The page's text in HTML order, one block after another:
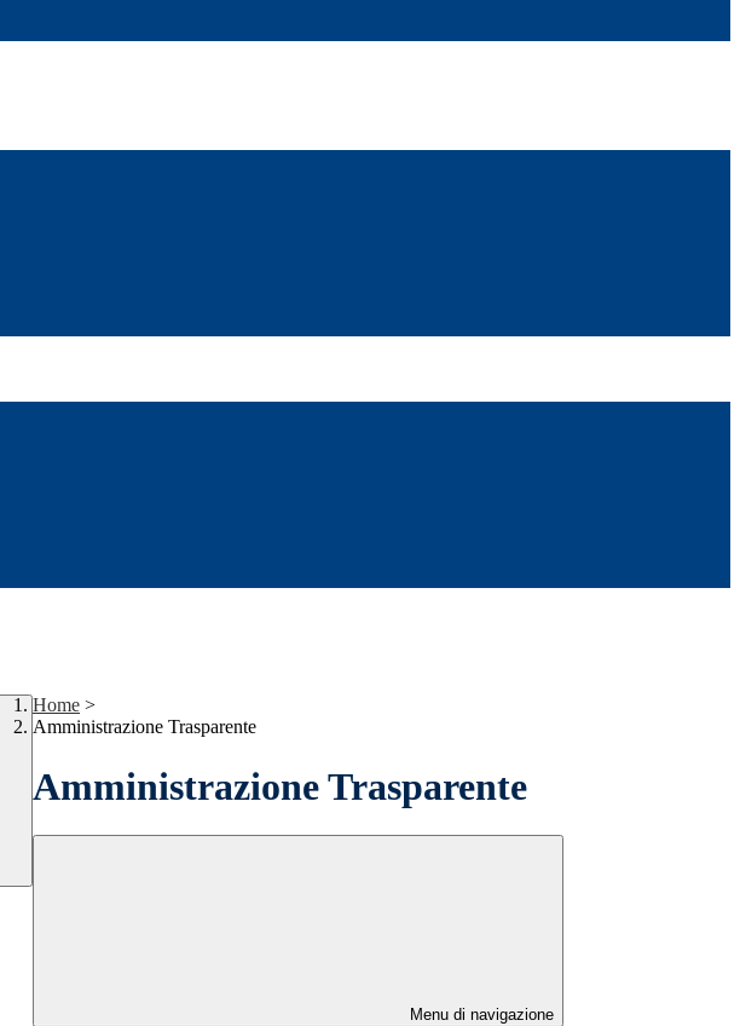
Home >
Amministrazione Trasparente
Amministrazione Trasparente
Menu di navigazione